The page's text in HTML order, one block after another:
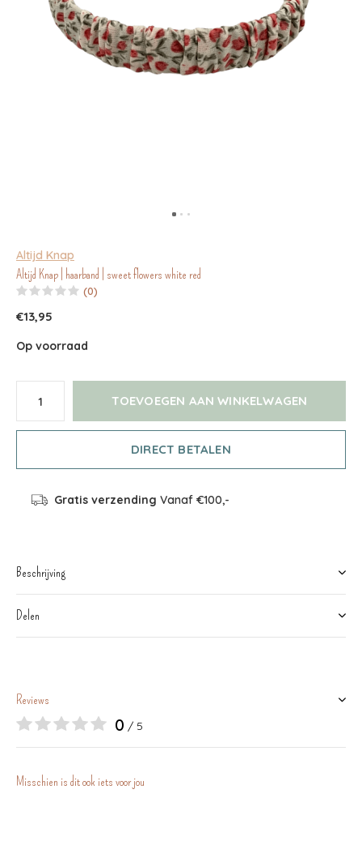
Altijd Knap
Altijd Knap | haarband | sweet flowers white red
(0)
€13,95
Op voorraad
TOEVOEGEN AAN WINKELWAGEN
DIRECT BETALEN
Gratis verzending Vanaf €100,-
Beschrijving
Delen
Reviews
0 / 5
Misschien is dit ook iets voor jou